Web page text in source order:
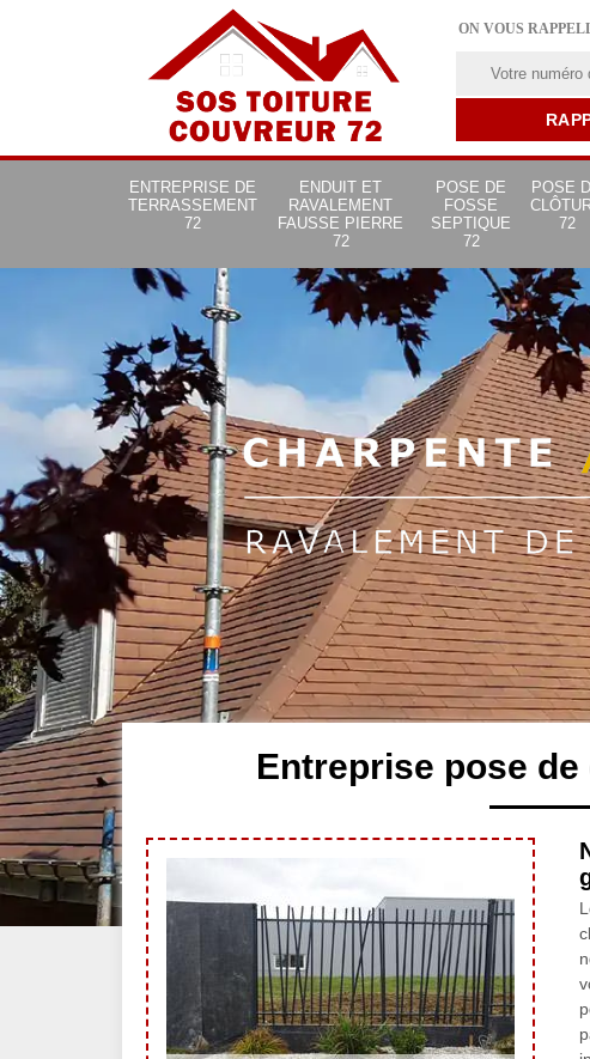
ON VOUS
ENTREPRISE DE
TERRASSEMENT
72
ENDUIT ET
RAVALEMENT
FAUSSE PIERRE
72
POSE DE
FOSSE
SEPTIQUE
72
POSE
72
Entreprise pose